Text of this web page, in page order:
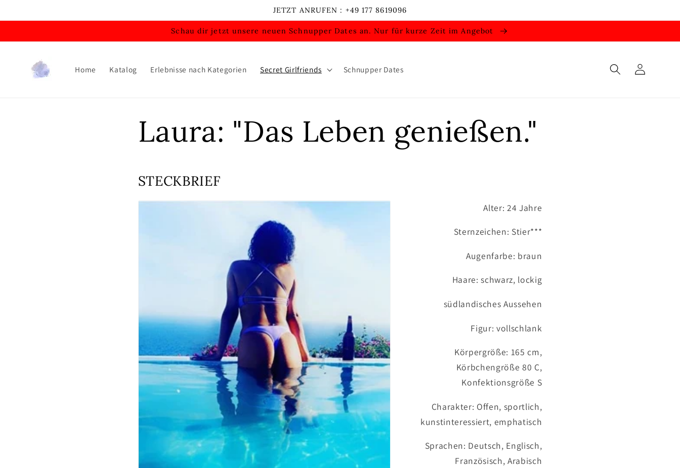
Inhalt
JETZT ANRUFEN : +49 177 8619096
Schau dir jetzt unsere neuen Schnupper Dates an. Nur für kurze Zeit im Angebot
Home Katalog Erlebnisse nach Kategorien Secret Girlfriends Schnupper Dates Einloggen
Laura: "Das Leben genießen."
STECKBRIEF
Alter: 24 Jahre
Sternzeichen: Stier***
Augenfarbe: braun
Haare: schwarz, lockig
südlandisches Aussehen
Figur: vollschlank
Körpergröße: 165 cm,
Körbchengröße 80 C,
Konfektionsgröße S
Charakter: Offen, sportlich,
kunstinteressiert, emphatisch
Sprachen: Deutsch, Englisch,
Französisch, Arabisch